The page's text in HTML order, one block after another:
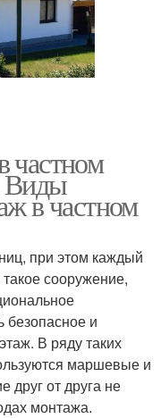
частном
Виды
в частном
при этом каждый
сооружение,
безопасное и
В ряду таких
маршевые и
друг от друга не
монтажа.